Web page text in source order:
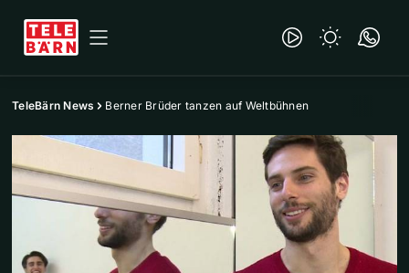
TeleBärn News Berner Brüder tanzen auf Weltbühnen